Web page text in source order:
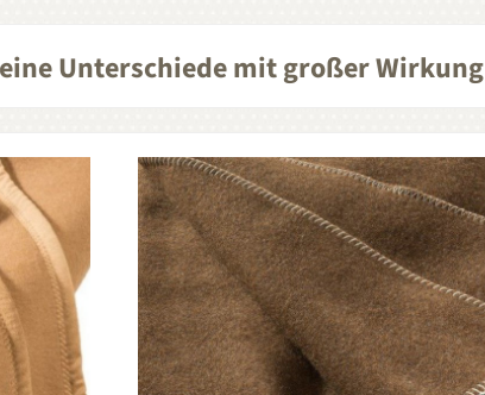
Unterschiede mit großer Wirkung